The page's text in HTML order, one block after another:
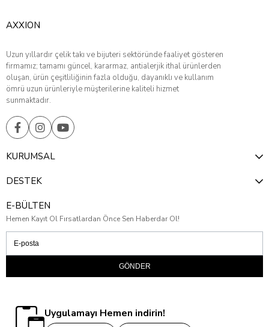
AXXION
Uzun yıllardır çelik takı ve bijuteri sektöründe faaliyet gösteren
firmamız; tamamı güncel, kararmaz, antialerjik ithal ürünlerden
oluşan, ürün çeşitliliğinin fazla olduğu, dayanıklı ve kullanım
ömrü uzun ürünleriyle müşterilerine kaliteli hizmet
sunmaktadır.
KURUMSAL
DESTEK
E-BÜLTEN
Hemen Kayıt Ol Fırsatlardan Önce Sen Haberdar Ol!
GÖNDER
Uygulamayı Hemen indirin!